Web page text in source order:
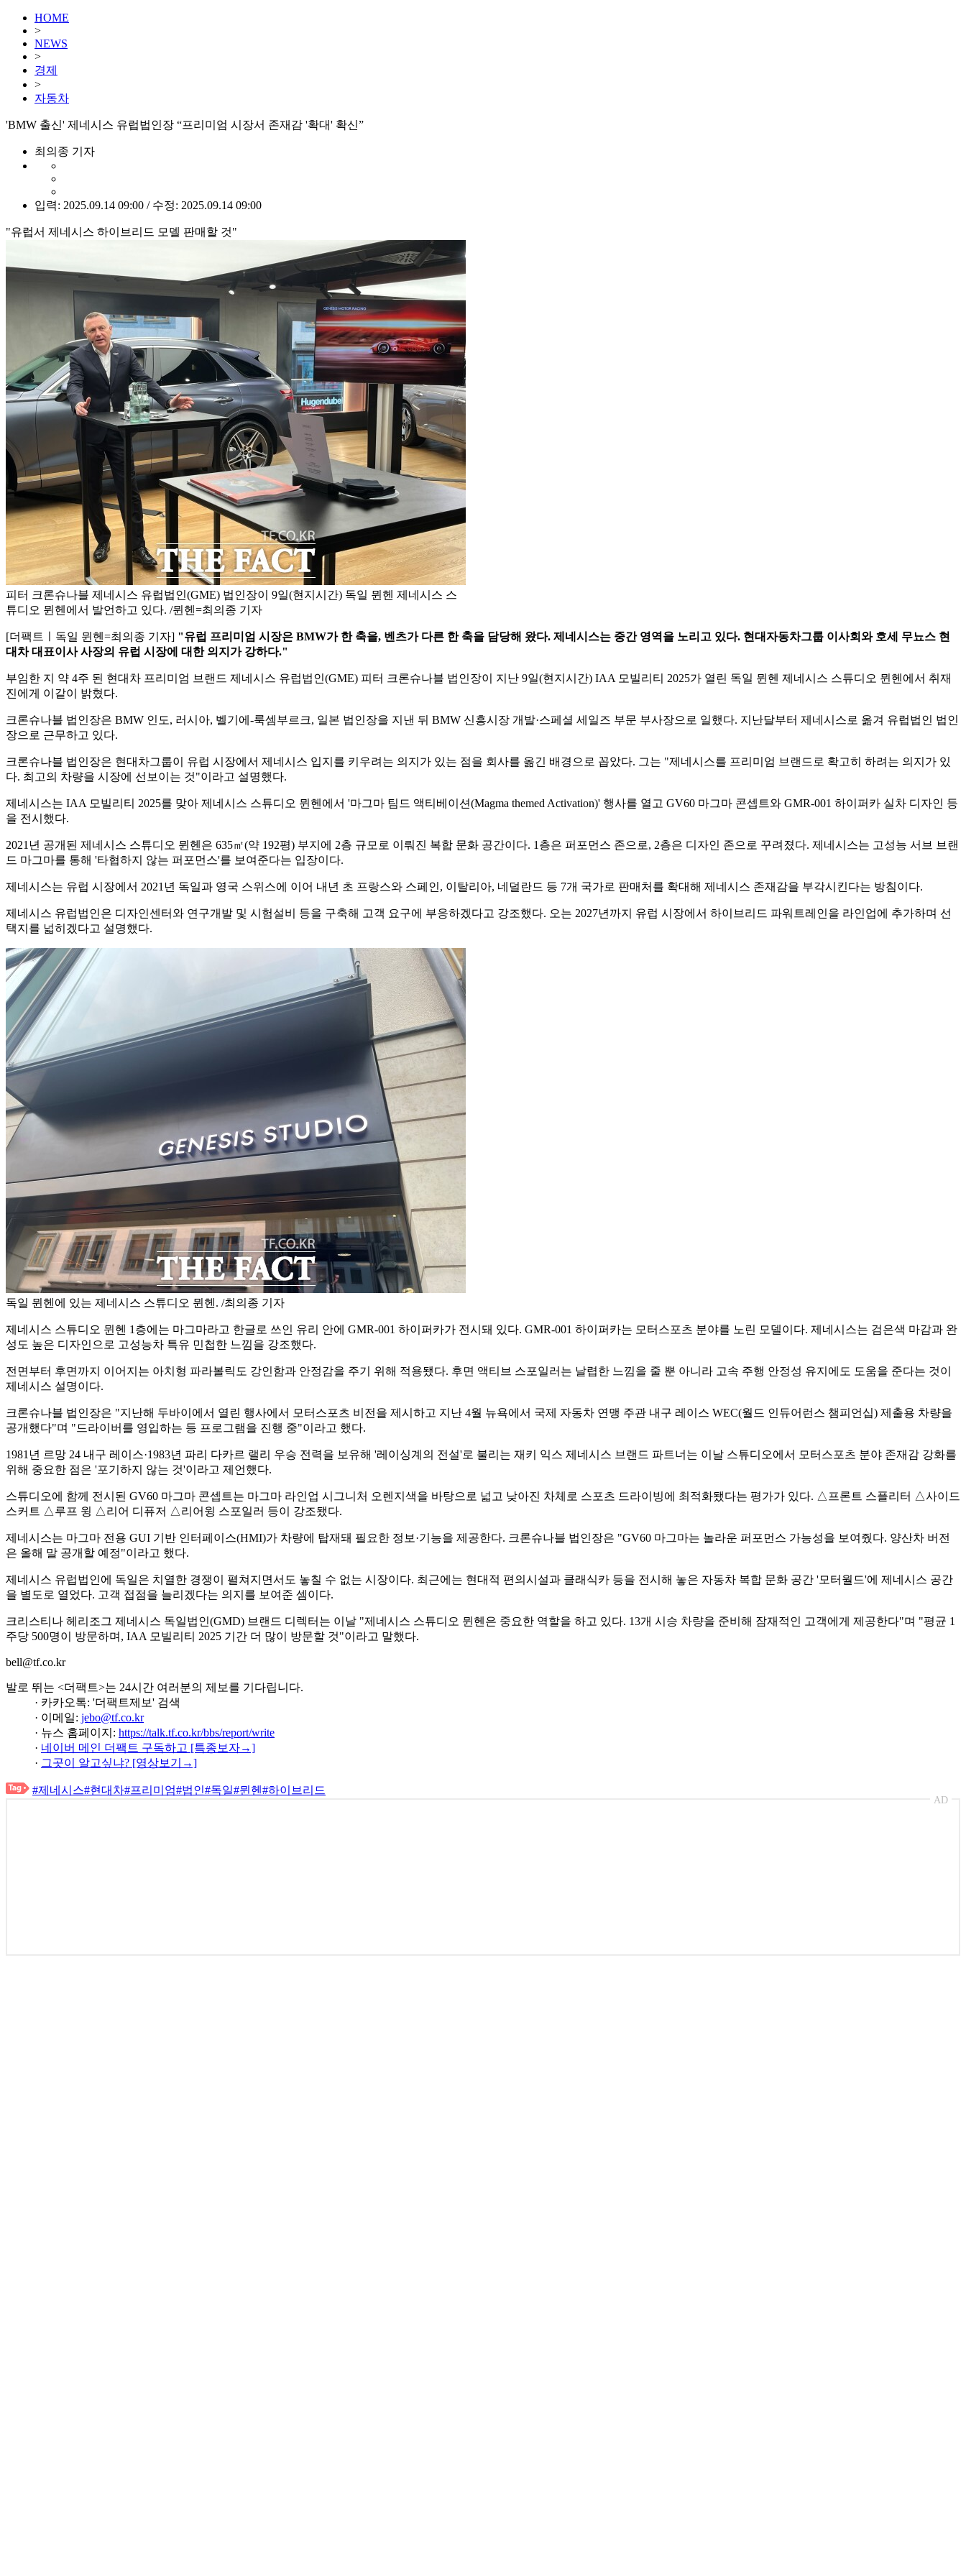
HOME
>
NEWS
>
경제
>
자동차
'BMW 출신' 제네시스 유럽법인장 “프리미엄 시장서 존재감 '확대' 확신”
최의종 기자
입력: 2025.09.14 09:00 / 수정: 2025.09.14 09:00
"유럽서 제네시스 하이브리드 모델 판매할 것"
피터 크론슈나블 제네시스 유럽법인(GME) 법인장이 9일(현지시간) 독일 뮌헨 제네시스 스
튜디오 뮌헨에서 발언하고 있다. /뮌헨=최의종 기자
[더팩트ㅣ독일 뮌헨=최의종 기자] "유럽 프리미엄 시장은 BMW가 한 축을, 벤츠가 다른 한 축을 담당해 왔다. 제네시스는 중간 영역을 노리고 있다. 현대자동차그룹 이사회와 호세 무뇨스 현
대차 대표이사 사장의 유럽 시장에 대한 의지가 강하다."
부임한 지 약 4주 된 현대차 프리미엄 브랜드 제네시스 유럽법인(GME) 피터 크론슈나블 법인장이 지난 9일(현지시간) IAA 모빌리티 2025가 열린 독일 뮌헨 제네시스 스튜디오 뮌헨에서 취재
진에게 이같이 밝혔다.
크론슈나블 법인장은 BMW 인도, 러시아, 벨기에-룩셈부르크, 일본 법인장을 지낸 뒤 BMW 신흥시장 개발·스페셜 세일즈 부문 부사장으로 일했다. 지난달부터 제네시스로 옮겨 유럽법인 법인
장으로 근무하고 있다.
크론슈나블 법인장은 현대차그룹이 유럽 시장에서 제네시스 입지를 키우려는 의지가 있는 점을 회사를 옮긴 배경으로 꼽았다. 그는 "제네시스를 프리미엄 브랜드로 확고히 하려는 의지가 있
다. 최고의 차량을 시장에 선보이는 것"이라고 설명했다.
제네시스는 IAA 모빌리티 2025를 맞아 제네시스 스튜디오 뮌헨에서 '마그마 팀드 액티베이션(Magma themed Activation)' 행사를 열고 GV60 마그마 콘셉트와 GMR-001 하이퍼카 실차 디자인 등
을 전시했다.
2021년 공개된 제네시스 스튜디오 뮌헨은 635㎡(약 192평) 부지에 2층 규모로 이뤄진 복합 문화 공간이다. 1층은 퍼포먼스 존으로, 2층은 디자인 존으로 꾸려졌다. 제네시스는 고성능 서브 브랜
드 마그마를 통해 '타협하지 않는 퍼포먼스'를 보여준다는 입장이다.
제네시스는 유럽 시장에서 2021년 독일과 영국 스위스에 이어 내년 초 프랑스와 스페인, 이탈리아, 네덜란드 등 7개 국가로 판매처를 확대해 제네시스 존재감을 부각시킨다는 방침이다.
제네시스 유럽법인은 디자인센터와 연구개발 및 시험설비 등을 구축해 고객 요구에 부응하겠다고 강조했다. 오는 2027년까지 유럽 시장에서 하이브리드 파워트레인을 라인업에 추가하며 선
택지를 넓히겠다고 설명했다.
독일 뮌헨에 있는 제네시스 스튜디오 뮌헨. /최의종 기자
제네시스 스튜디오 뮌헨 1층에는 마그마라고 한글로 쓰인 유리 안에 GMR-001 하이퍼카가 전시돼 있다. GMR-001 하이퍼카는 모터스포츠 분야를 노린 모델이다. 제네시스는 검은색 마감과 완
성도 높은 디자인으로 고성능차 특유 민첩한 느낌을 강조했다.
전면부터 후면까지 이어지는 아치형 파라볼릭도 강인함과 안정감을 주기 위해 적용됐다. 후면 액티브 스포일러는 날렵한 느낌을 줄 뿐 아니라 고속 주행 안정성 유지에도 도움을 준다는 것이
제네시스 설명이다.
크론슈나블 법인장은 "지난해 두바이에서 열린 행사에서 모터스포츠 비전을 제시하고 지난 4월 뉴욕에서 국제 자동차 연맹 주관 내구 레이스 WEC(월드 인듀어런스 챔피언십) 제출용 차량을
공개했다"며 "드라이버를 영입하는 등 프로그램을 진행 중"이라고 했다.
1981년 르망 24 내구 레이스·1983년 파리 다카르 랠리 우승 전력을 보유해 '레이싱계의 전설'로 불리는 재키 익스 제네시스 브랜드 파트너는 이날 스튜디오에서 모터스포츠 분야 존재감 강화를
위해 중요한 점은 '포기하지 않는 것'이라고 제언했다.
스튜디오에 함께 전시된 GV60 마그마 콘셉트는 마그마 라인업 시그니처 오렌지색을 바탕으로 넓고 낮아진 차체로 스포츠 드라이빙에 최적화됐다는 평가가 있다. △프론트 스플리터 △사이드
스커트 △루프 윙 △리어 디퓨저 △리어윙 스포일러 등이 강조됐다.
제네시스는 마그마 전용 GUI 기반 인터페이스(HMI)가 차량에 탑재돼 필요한 정보·기능을 제공한다. 크론슈나블 법인장은 "GV60 마그마는 놀라운 퍼포먼스 가능성을 보여줬다. 양산차 버전
은 올해 말 공개할 예정"이라고 했다.
제네시스 유럽법인에 독일은 치열한 경쟁이 펼쳐지면서도 놓칠 수 없는 시장이다. 최근에는 현대적 편의시설과 클래식카 등을 전시해 놓은 자동차 복합 문화 공간 '모터월드'에 제네시스 공간
을 별도로 열었다. 고객 접점을 늘리겠다는 의지를 보여준 셈이다.
크리스티나 헤리조그 제네시스 독일법인(GMD) 브랜드 디렉터는 이날 "제네시스 스튜디오 뮌헨은 중요한 역할을 하고 있다. 13개 시승 차량을 준비해 잠재적인 고객에게 제공한다"며 "평균 1
주당 500명이 방문하며, IAA 모빌리티 2025 기간 더 많이 방문할 것"이라고 말했다.
bell@tf.co.kr
발로 뛰는 <더팩트>는 24시간 여러분의 제보를 기다립니다.
· 카카오톡: '더팩트제보' 검색
· 이메일: jebo@tf.co.kr
· 뉴스 홈페이지: https://talk.tf.co.kr/bbs/report/write
· 네이버 메인 더팩트 구독하고 [특종보자→]
· 그곳이 알고싶냐? [영상보기→]
#제네시스#현대차#프리미엄#법인#독일#뮌헨 #하이브리드
AD